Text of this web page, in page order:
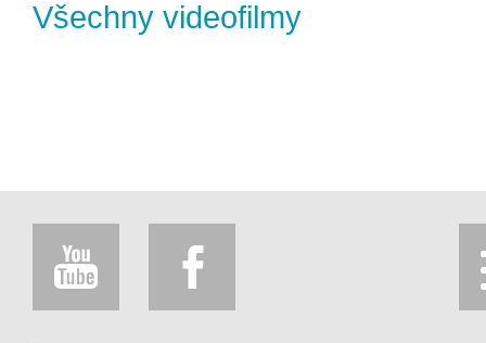
Všechny videofilmy